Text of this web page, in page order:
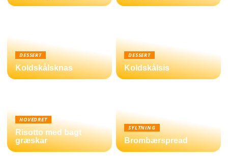
DESSERT
Koldskålsknas
DESSERT
Koldskålsis
HOVEDRET
Risotto med bagt
græskar
SYLTNING
Brombærspread